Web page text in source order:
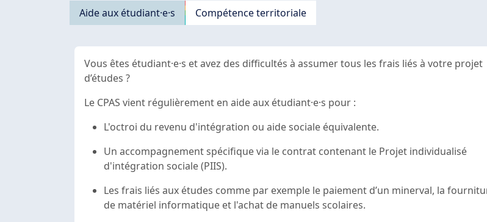
Navigation principale
Aide aux étudiant·e·s Compétence territoriale
Vous êtes étudiant·e·s et avez des difficultés à assumer tous les frais liés à votre projet
d’études ?
Le CPAS vient régulièrement en aide aux étudiant·e·s pour :
L'octroi du revenu d'intégration ou aide sociale équivalente.
Un accompagnement spécifique via le contrat contenant le Projet individualisé
d'intégration sociale (PIIS).
Les frais liés aux études comme par exemple le paiement d’un minerval, la
de matériel informatique et l'achat de manuels scolaires.